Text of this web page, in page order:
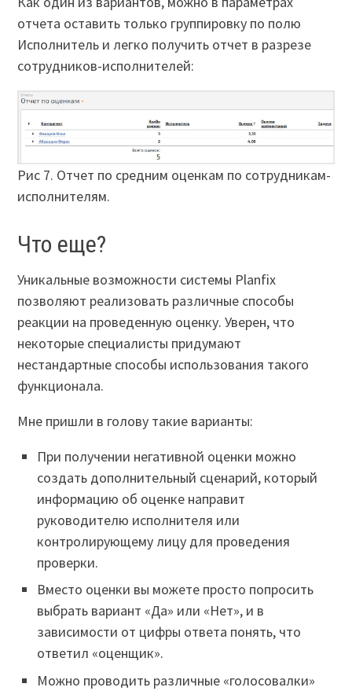
отчета оставить только группировку по полю
Исполнитель и легко получить отчет в разрезе
сотрудников-исполнителей:
Рис 7. Отчет по средним оценкам по сотрудникам-
исполнителям.
Что еще?
Уникальные возможности системы Planfix
позволяют реализовать различные способы
реакции на проведенную оценку. Уверен, что
некоторые специалисты придумают
нестандартные способы использования такого
функционала.
Мне пришли в голову такие варианты:
При получении негативной оценки можно
создать дополнительный сценарий, который
информацию об оценке направит
руководителю исполнителя или
контролирующему лицу для проведения
проверки.
Вместо оценки вы можете просто попросить
выбрать вариант «Да» или «Нет», и в
зависимости от цифры ответа понять, что
ответил «оценщик».
Можно проводить различные «голосовалки»